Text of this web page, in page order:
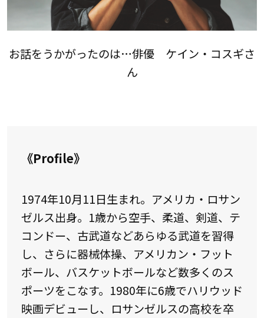
お話をうかがったのは…俳優 ケイン・コスギさ
ん
《Profile》
1974年10月11日生まれ。アメリカ・ロサン
ゼルス出身。1歳から空手、柔道、剣道、テ
コンドー、古武道などあらゆる武道を習得
し、さらに器械体操、アメリカン・フット
ボール、バスケットボールなど数多くのス
ポーツをこなす。1980年に6歳でハリウッド
映画デビューし、ロサンゼルスの高校を卒